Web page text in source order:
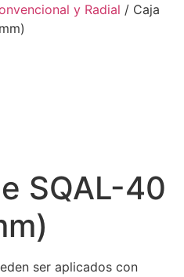
y Radial / Caja
SQAL-40
ser aplicados con